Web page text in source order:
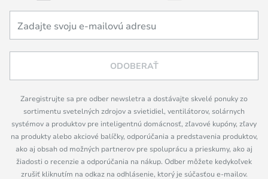
ODOBERAŤ
Zaregistrujte sa pre odber newsletra a dostávajte skvelé ponuky zo
sortimentu svetelných zdrojov a svietidiel, ventilátorov, solárnych
systémov a produktov pre inteligentnú domácnosť, zľavové kupóny, zľavy
na produkty alebo akciové balíčky, odporúčania a predstavenia produktov,
ako aj obsah od možných partnerov pre spoluprácu a prieskumy, ako aj
žiadosti o recenzie a odporúčania na nákup. Odber môžete kedykoľvek
zrušiť kliknutím na odkaz na odhlásenie, ktorý je súčasťou e-mailov.